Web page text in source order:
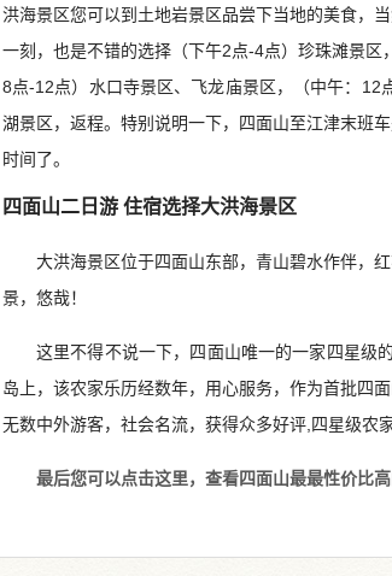
洪海景区您可以到土地岩景区品尝下当地的美食，
一刻，也是不错的选择（下午2点-4点）珍珠滩景区
8点-12点）水口寺景区、飞龙庙景区，（中午：12
湖景区，返程。特别说明一下，四面山至江津末班
时间了。
四面山二日游 住宿选择大洪海景区
大洪海景区位于四面山东部，青山碧水作伴，
景，悠哉！
这里不得不说一下，四面山唯一的一家四星级
岛上，该农家乐历经数年，用心服务，作为首批四
无数中外游客，社会名流，获得众多好评,四星级农
最后您可以点击这里，查看四面山最最性价比高